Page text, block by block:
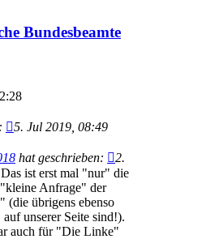
Bundesbeamte
5. Jul 2019, 08:49
hat geschrieben:
2.
Das ist erst mal "nur" die
Anfrage" der
(die übrigens ebenso
unserer Seite sind!).
auch für "Die Linke"